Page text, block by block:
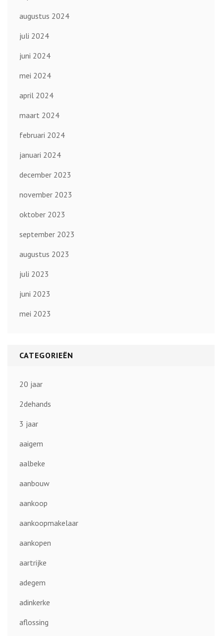
augustus 2024
juli 2024
juni 2024
mei 2024
april 2024
maart 2024
februari 2024
januari 2024
december 2023
november 2023
oktober 2023
september 2023
augustus 2023
juli 2023
juni 2023
mei 2023
CATEGORIEËN
20 jaar
2dehands
3 jaar
aaigem
aalbeke
aanbouw
aankoop
aankoopmakelaar
aankopen
aartrijke
adegem
adinkerke
aflossing